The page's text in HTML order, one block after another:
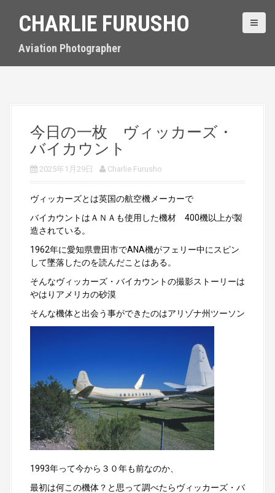
CHARLIE FURUSHO
Aviation Photographer
今日の一枚 ヴィッカーズ・
バイカウント
2025年1月29日 Charlie Furusho
ヴィッカーズとは英国の航空機メーカーで
バイカウントはＡＮＡも使用した機材 400機以上が製
造されている。
1962年に愛知県豊田市でANA機がフェリー中にスピン
して墜落したのを読んだことはある。
そんなヴィッカーズ・バイカウントの撮影ストーリーは
やはりアメリカの砂漠
そんな機体と出会う事ができたのはアリゾナ州ツーソン
1993年って今から３０年も前なのか、
最初は何この機体？と思って調べたらヴィッカーズ・バ